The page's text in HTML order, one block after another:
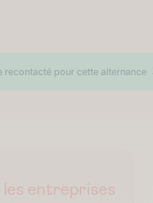
les entreprises